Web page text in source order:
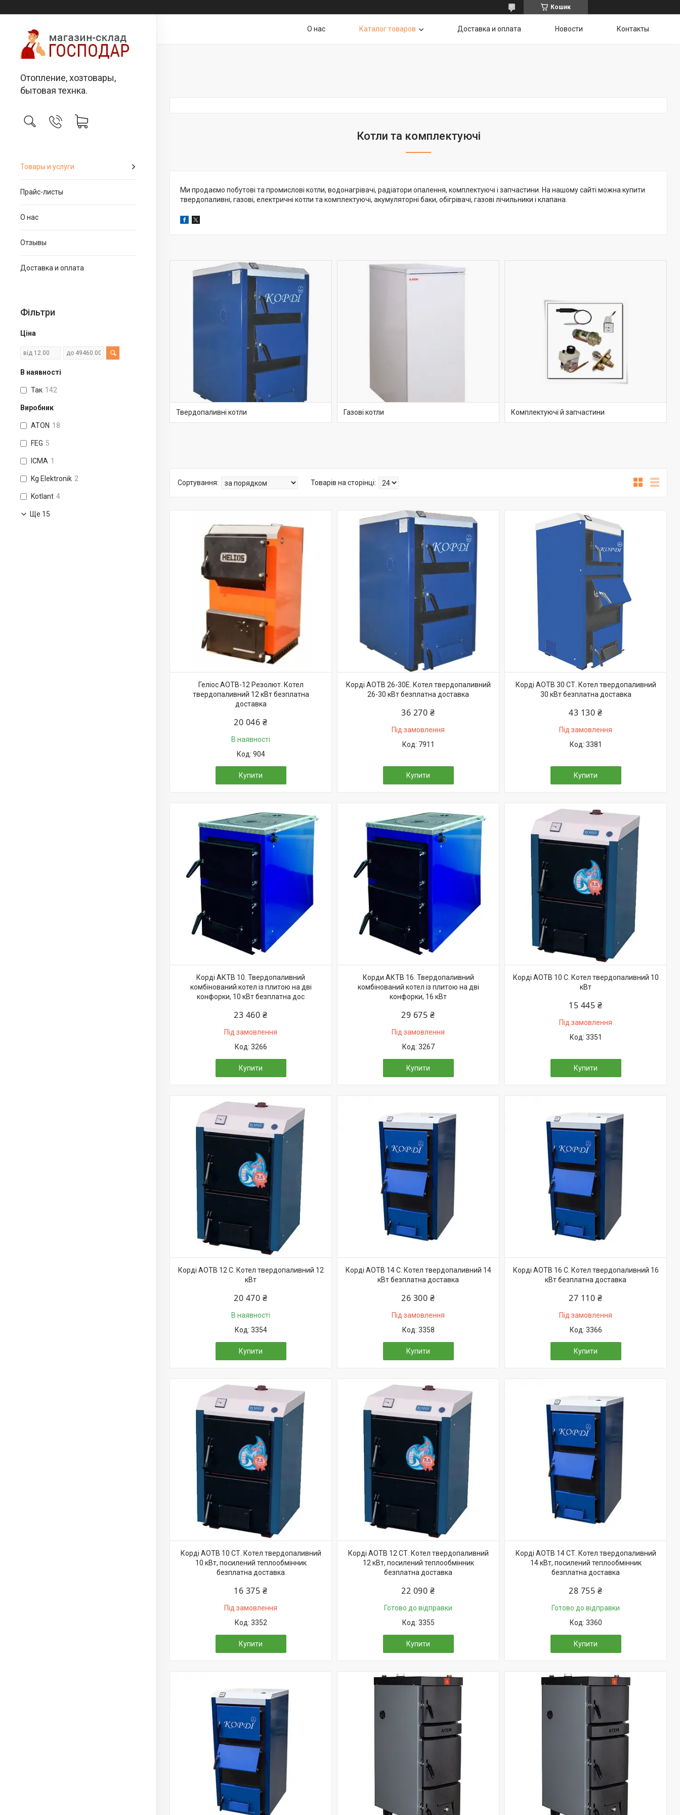
Кошик
Отопление, хозтовары,
бытовая технка.
Товары и услуги
Прайс-листы
О нас
Отзывы
Доставка и оплата
Фільтри
Ціна
В наявності
Так 142
Виробник
ATON 18
FEG 5
ICMA 1
Kg Elektronik 2
Kotlant 4
Ще 15
О нас Каталог товаров Доставка и оплата Новости Контакты
Котли та комплектуючі
Ми продаємо побутові та промислові котли, водонагрівачі, радіатори опалення, комплектуючі і запчастини. На нашому сайті можна купити
твердопаливні, газові, електричні котли та комплектуючі, акумуляторні баки, обігрівачі, газові лічильники і клапана.
Твердопаливні котли Газові котли Комплектуючі й запчастини
Геліос АОТВ-12 Резолют. Котел
твердопаливний 12 кВт безплатна
доставка
20 046 ₴
В наявності
904
Купити
Корді АОТВ 26-30Е. Котел твердопаливний
26-30 кВт безплатна доставка
36 270 ₴
Під замовлення
7911
Купити
Корді АОТВ 30 СТ. Котел твердопаливний
30 кВт безплатна доставка
43 130 ₴
Під замовлення
3381
Купити
Корді АКТВ 10. Твердопаливний
комбінований котел із плитою на дві
конфорки, 10 кВт безплатна дос
23 460 ₴
Під замовлення
3266
Купити
Корди АКТВ 16. Твердопаливний
комбінований котел із плитою на дві
конфорки, 16 кВт
29 675 ₴
Під замовлення
3267
Купити
Корді АОТВ 10 С. Котел твердопаливний 10
кВт
15 445 ₴
Під замовлення
3351
Купити
Корді АОТВ 12 С. Котел твердопаливний 12
кВт
20 470 ₴
В наявності
3354
Купити
Корді АОТВ 14 С. Котел твердопаливний 14
кВт безплатна доставка
26 300 ₴
Під замовлення
3358
Купити
Корді АОТВ 16 С. Котел твердопаливний 16
кВт безплатна доставка
27 110 ₴
Під замовлення
3366
Купити
Корді АОТВ 10 СТ. Котел твердопаливний
10 кВт, посилений теплообмінник
безплатна доставка
16 375 ₴
Під замовлення
3352
Купити
Корді АОТВ 12 СТ. Котел твердопаливний
12 кВт, посилений теплообмінник
безплатна доставка
22 090 ₴
Готово до відправки
3355
Купити
Корді АОТВ 14 СТ. Котел твердопаливний
14 кВт, посилений теплообмінник
безплатна доставка
28 755 ₴
Готово до відправки
3360
Купити